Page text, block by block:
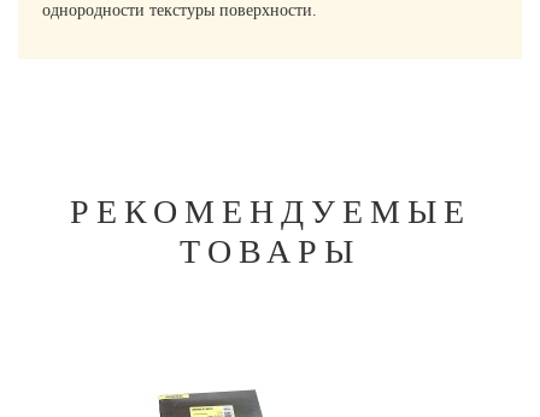
однородности текстуры поверхности.
РЕКОМЕНДУЕМЫЕ
ТОВАРЫ